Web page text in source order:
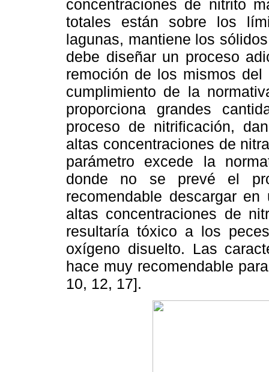
concentraciones de nitrito
totales están sobre los
lagunas, mantiene los
debe diseñar un proceso
remoción de los mismos
cumplimiento de la
proporciona grandes
proceso de nitrificación,
altas concentraciones de
parámetro excede la
donde no se prevé el
recomendable descargar
altas concentraciones de
resultaría tóxico a los
oxígeno disuelto. Las
hace muy recomendable
10, 12, 17].